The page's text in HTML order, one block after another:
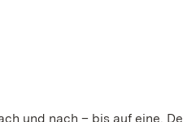
und nach – bis auf eine.